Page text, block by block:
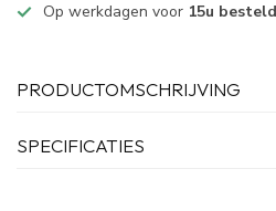
Op werkdagen voor 15u besteld
PRODUCTOMSCHRIJVING
SPECIFICATIES